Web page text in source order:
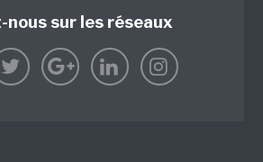
nous sur les réseaux